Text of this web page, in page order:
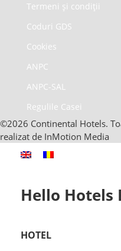
Termeni și condiții
Coduri GDS
Cookies
ANPC
ANPC-SAL
Regulile Casei
©2026 Continental Hotels.
realizat de InMotion Media
Hello
HOTEL